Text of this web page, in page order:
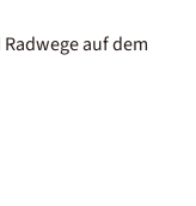
auf dem